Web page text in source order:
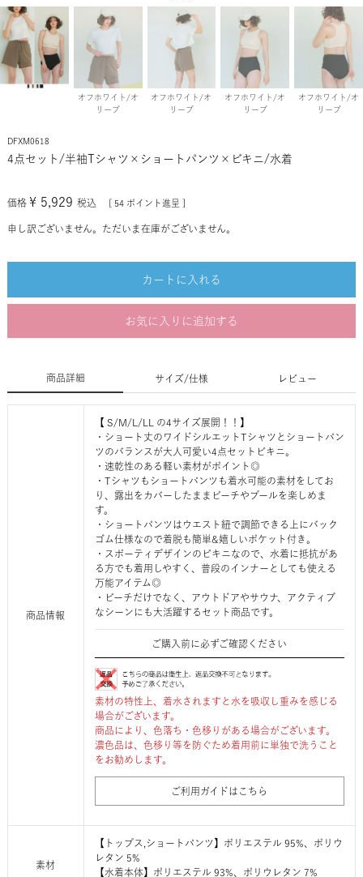
オフホワイト/オ
リーブ
オフホワイト/オ
リーブ
オフホワイト/オ
リーブ
オフホワイト/オ
リーブ
DFXM0618
4点セット/半袖Tシャツ×ショートパンツ×ビキニ/水着
価格 ¥ 5,929 税込 54 ポイント進呈 ]
申し訳ございません。ただいま在庫がございません。
カートに入れる
お気に入りに追加する
商品詳細 サイズ/仕様 レビュー
商品情報
【 S/M/L/LL の4サイズ展開！！】
・ショート丈のワイドシルエットTシャツとショートパン
ツのバランスが大人可愛い4点セットビキニ。
・速乾性のある軽い素材がポイント◎
・Tシャツもショートパンツも着水可能の素材をしてお
り、露出をカバーしたままビーチやプールを楽しめま
す。
・ショートパンツはウエスト紐で調節できる上にバック
ゴム仕様なので着脱も簡単&嬉しいポケット付き。
・スポーティデザインのビキニなので、水着に抵抗があ
る方でも着用しやすく、普段のインナーとしても使える
万能アイテム◎
・ビーチだけでなく、アウトドアやサウナ、アクティブ
なシーンにも大活躍するセット商品です。
ご購入前に必ずご確認ください
素材の特性上、着水されますと水を吸収し重みを感じる
場合がございます。
商品により、色落ち・色移りがある場合がございます。
濃色品は、色移り等を防ぐため着用前に単独で洗うこと
をお勧めします。
ご利用ガイドはこちら
素材
【トップス,ショートパンツ】ポリエステル 95%、ポリウ
レタン 5%
【水着本体】ポリエステル 93%、ポリウレタン 7%